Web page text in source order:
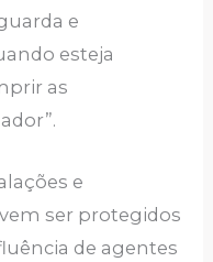
e
esteja
as
e
ser protegidos
de agentes